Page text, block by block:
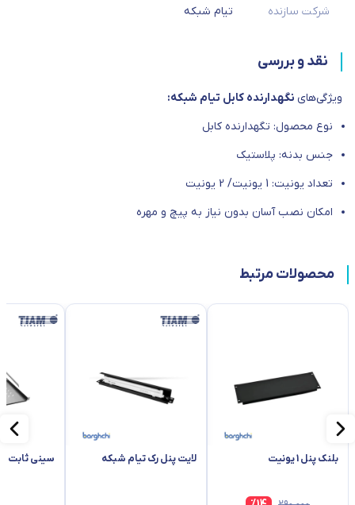
شرکت سازنده
تیام شبکه
نقد و بررسی
ویژگی‌های نگهدارنده کابل تیام شبکه:
نوع محصول: تگهدارنده کابل
جنس بدنه: پلاستیک
تعداد یونیت: 1 یونیت/ 2 یونیت
امکان نصب آسان بدون نیاز به پیچ و مهره
محصولات مرتبط
بلنک پنل 1 یونیت لایت پنل رک تیام شبکه سینی ثابت